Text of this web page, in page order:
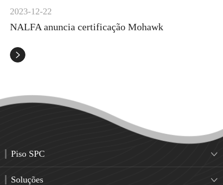
2023-12-22
NALFA anuncia certificação Mohawk

Piso SPC 
Soluções 